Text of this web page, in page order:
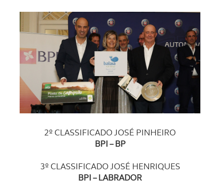
2º CLASSIFICADO JOSÉ PINHEIRO
BPI – BP
3º CLASSIFICADO JOSÉ HENRIQUES
BPI – LABRADOR